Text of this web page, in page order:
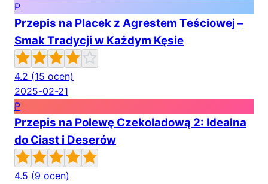
P
Przepis na Placek z Agrestem Teściowej –
Smak Tradycji w Każdym Kęsie
4.2 (15 ocen)
2025-02-21
P
Przepis na Polewę Czekoladową 2: Idealna
do Ciast i Deserów
4.5 (9 ocen)